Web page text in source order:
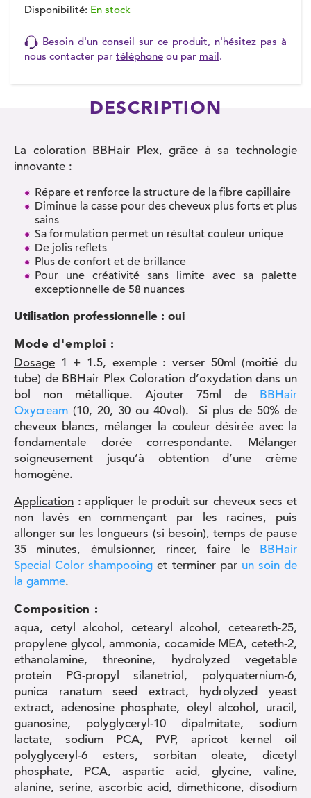
Disponibilité: En stock
Besoin d'un conseil sur ce produit, n'hésitez pas à
nous contacter par téléphone ou par mail.
DESCRIPTION
La coloration BBHair Plex, grâce à sa technologie
innovante :
Répare et renforce la structure de la fibre capillaire
Diminue la casse pour des cheveux plus forts et plus
sains
Sa formulation permet un résultat couleur unique
De jolis reflets
Plus de confort et de brillance
Pour une créativité sans limite avec sa palette
exceptionnelle de 58 nuances
Utilisation professionnelle : oui
Mode d'emploi :
Dosage 1 + 1.5, exemple : verser 50ml (moitié du
tube) de BBHair Plex Coloration d’oxydation dans un
bol non métallique. Ajouter 75ml de BBHair
Oxycream (10, 20, 30 ou 40vol). Si plus de 50% de
cheveux blancs, mélanger la couleur désirée avec la
fondamentale dorée correspondante. Mélanger
soigneusement jusqu’à obtention d’une crème
homogène.
Application : appliquer le produit sur cheveux secs et
non lavés en commençant par les racines, puis
allonger sur les longueurs (si besoin), temps de pause
35 minutes, émulsionner, rincer, faire le BBHair
Special Color shampooing et terminer par un soin de
la gamme.
Composition :
aqua, cetyl alcohol, cetearyl alcohol, ceteareth-25,
propylene glycol, ammonia, cocamide MEA, ceteth-2,
ethanolamine, threonine, hydrolyzed vegetable
protein PG-propyl silanetriol, polyquaternium-6,
punica ranatum seed extract, hydrolyzed yeast
extract, adenosine phosphate, oleyl alcohol, uracil,
guanosine, polyglyceryl-10 dipalmitate, sodium
lactate, sodium PCA, PVP, apricot kernel oil
polyglyceryl-6 esters, sorbitan oleate, dicetyl
phosphate, PCA, aspartic acid, glycine, valine,
alanine, serine, ascorbic acid, dimethicone, disodium